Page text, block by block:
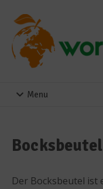
Menu
Bocksbeutel
Der Bocksbeutel ist